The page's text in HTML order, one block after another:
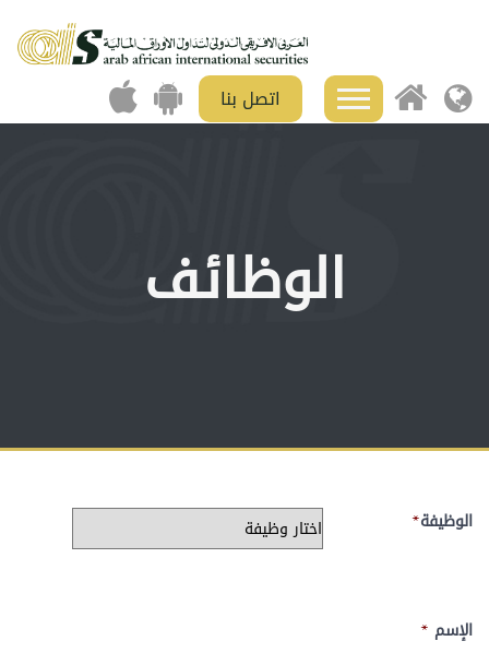
اتصل بنا
الوظائف
الوظيفة*
الإسم *